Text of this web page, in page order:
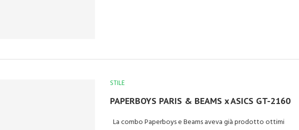
STILE
PAPERBOYS PARIS & BEAMS x ASICS GT-2160
La combo Paperboys e Beams aveva già prodotto ottimi